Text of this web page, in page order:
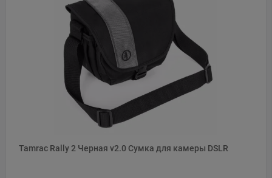
Tamrac Rally 2 Черная v2.0 Сумка для камеры DSLR